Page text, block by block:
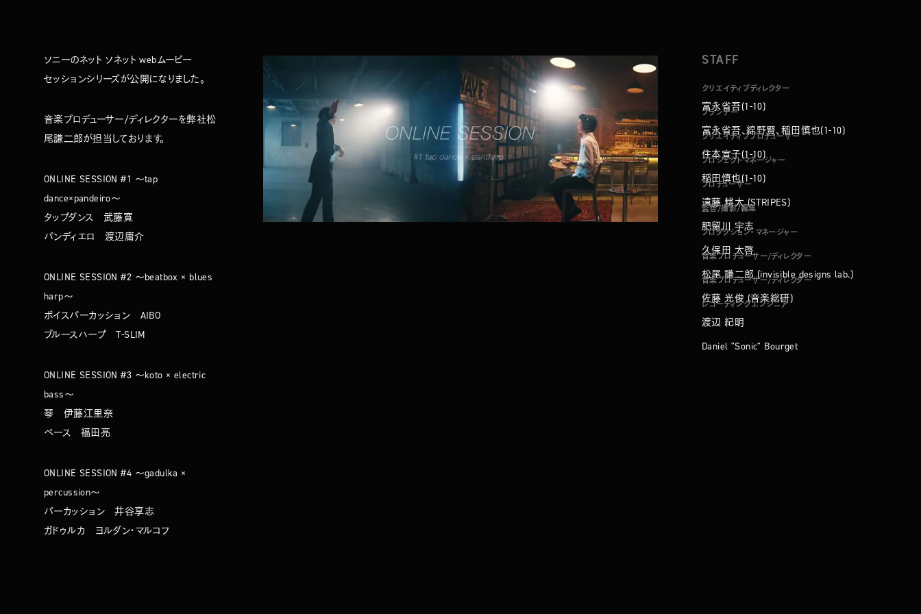
ソニーのネット ソネット webムービー
セッションシリーズが公開になりました。
音楽プロデューサー/ディレクターを弊社松
尾謙二郎が担当しております。
ONLINE SESSION #1 ～tap
dance×pandeiro～
タップダンス 武藤寛
パンディエロ 渡辺庸介
ONLINE SESSION #2 ～beatbox × blues
harp～
ボイスパーカッション AIBO
ブルースハープ T-SLIM
ONLINE SESSION #3 ～koto × electric
bass～
琴 伊藤江里奈
ベース 福田亮
ONLINE SESSION #4 ～gadulka ×
percussion～
パーカッション 井谷享志
ガドゥルカ ヨルダン・マルコフ
STAFF
クリエイティブディレクター
富永省吾(1-10)
プランナー
富永省吾、綿野賢、稲田慎也(1-10)
クリエイティブプロデューサー
住本宣子(1-10)
プロジェクトマネージャー
稲田慎也(1-10)
プロデューサー
遠藤 耕太 (STRIPES)
監督/撮影/編集
肥留川 宇志
プロダクション・マネージャー
久保田 太啓
音楽プロデューサー/ディレクター
松尾 謙二郎 (invisible designs lab.)
音楽プロデューサー/ディレクター
佐藤 光俊 (音楽総研)
レコーディングエンジニア
渡辺 紀明
Daniel "Sonic" Bourget